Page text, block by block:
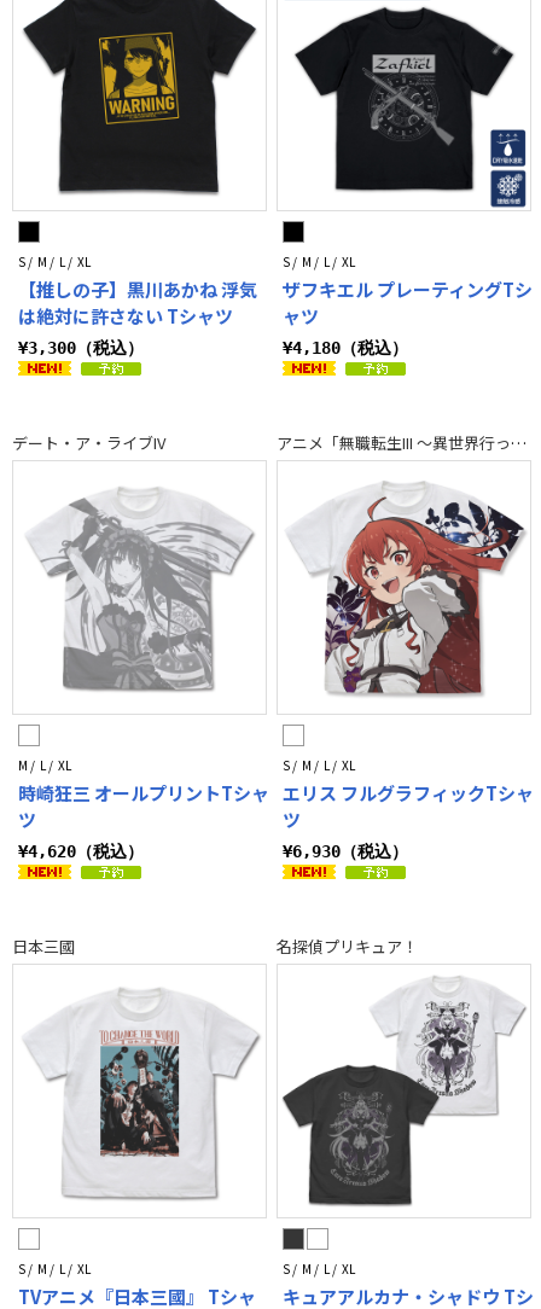
S / M / L / XL
【推しの子】黒川あかね 浮気
は絶対に許さない Tシャツ
¥3,300（税込）
S / M / L / XL
ザフキエル プレーティングTシ
ャツ
¥4,180（税込）
デート・ア・ライブIV
M / L / XL
時崎狂三 オールプリントTシャ
ツ
¥4,620（税込）
アニメ「無職転生III ～異世界行ったら本気だす～」
S / M / L / XL
エリス フルグラフィックTシャ
ツ
¥6,930（税込）
日本三國
S / M / L / XL
TVアニメ『日本三國』 Tシャ
名探偵プリキュア！
S / M / L / XL
キュアアルカナ・シャドウ Tシ